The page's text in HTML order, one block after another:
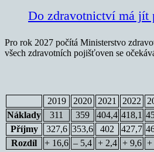
Do zdravotnictví má jít
Pro rok 2027 počítá Ministerstvo
všech zdravotních pojišťoven se
2019 2020 2021 2022
Náklady
311 359 404,4 418,1
Příjmy
327,6 353,6 402 427,7
Rozdíl
+ 16,6 – 5,4 + 2,4 + 9,6 +